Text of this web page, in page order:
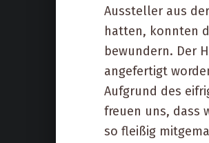
Aussteller aus
hatten, konnten
bewundern. Der
angefertigt
Aufgrund des
freuen uns, dass
so fleißig